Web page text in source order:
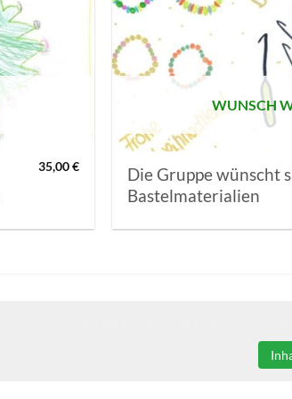
AUF MEINE
MERKLISTE
SETZEN
35,00€
WUNSCH
Die Gruppe wünscht
Bastelmaterialien